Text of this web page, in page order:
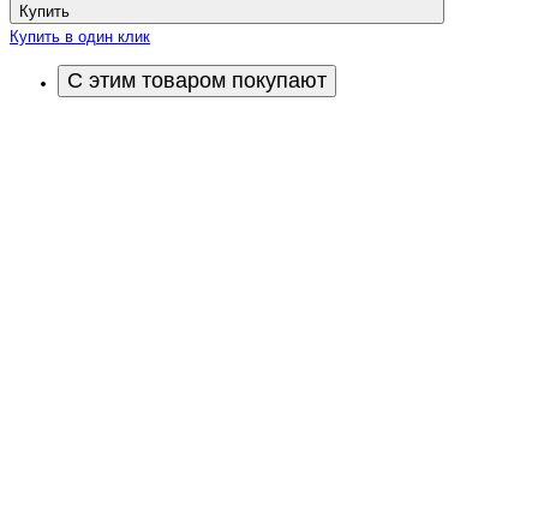
Купить
Купить в один клик
С этим товаром покупают